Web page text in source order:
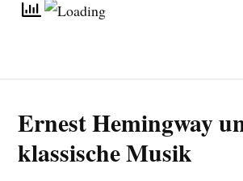
Ernest Hemingway
klassische Musik